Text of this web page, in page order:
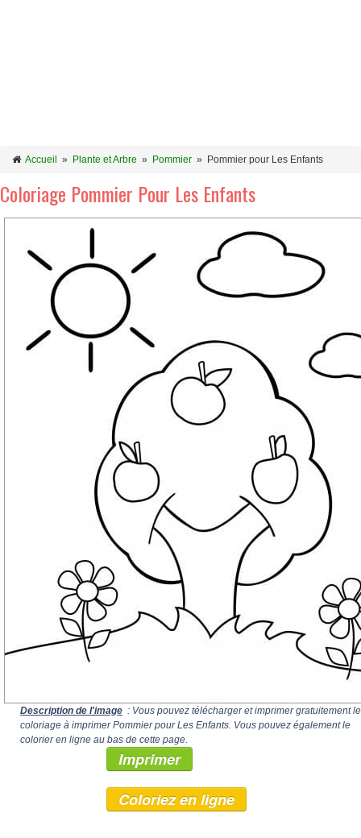
Accueil » Plante et Arbre » Pommier » Pommier pour Les Enfants
Coloriage Pommier Pour Les Enfants
Description de l'image : Vous pouvez télécharger et imprimer gratuitement le
coloriage à imprimer Pommier pour Les Enfants. Vous pouvez également le
colorier en ligne au bas de cette page.
Imprimer
Coloriez en ligne